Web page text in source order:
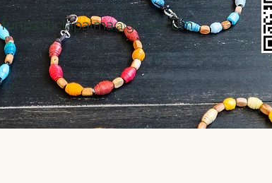
funpasticlapalma@gmail.com